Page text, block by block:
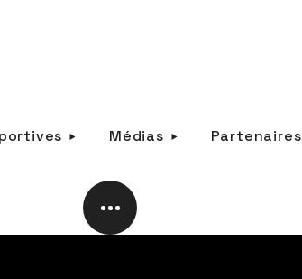
Médias Partenaires